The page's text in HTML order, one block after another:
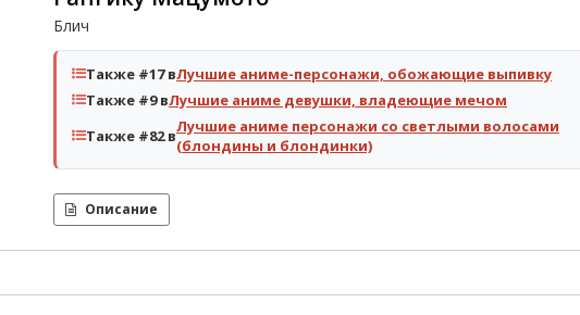
Блич
Также #17 вЛучшие аниме-персонажи, обожающие выпивку
Также #9 вЛучшие аниме девушки, владеющие мечом
Также #82 вЛучшие аниме персонажи со светлыми волосами
(блондины и блондинки)
Описание